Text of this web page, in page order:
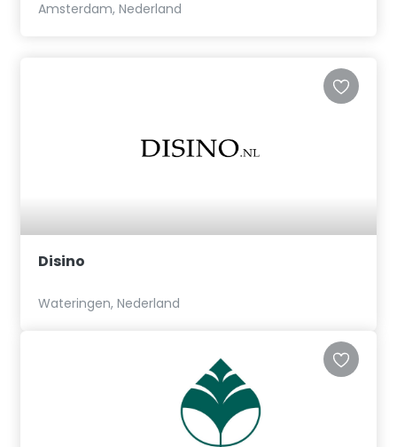
Amsterdam, Nederland
Disino
Wateringen, Nederland